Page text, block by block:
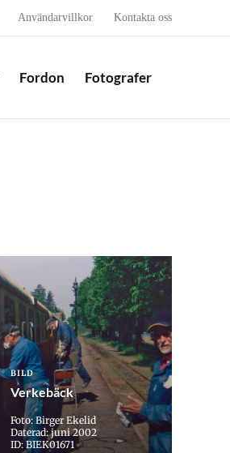
Användarvillkor Kontakta oss
Fordon Fotografer
BILD
Verkebäck
Foto: Birger Ekelid
Daterad: juni 2002
ID: BIEK01671